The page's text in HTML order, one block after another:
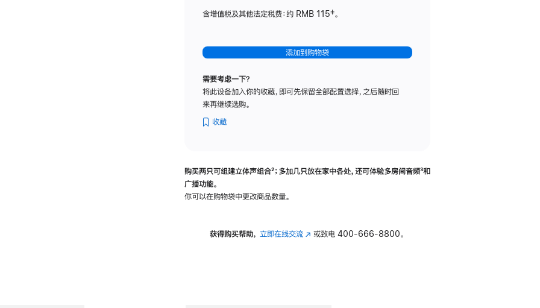
含增值税及其他法定税费：约 RMB 115‡。
添加到购物袋
需要考虑一下？
将此设备加入你的收藏，即可先保留全部配置选择，之后随时回
来再继续选购。
收藏
购买两只可组建立体声组合脚
²；多加几只放在家中各处，还可体验多‍房‍间音频脚
³和
广播功能。
你可以在购物袋中更改商品数量。
获得购买帮助， 立即在线交流(在 或致电 400-666-8800。